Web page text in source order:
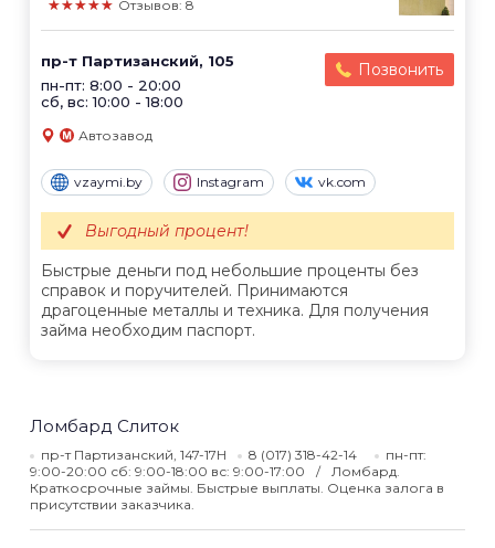
★★★★★ Отзывов: 8
пр-т Партизанский, 105
пн-пт: 8:00 - 20:00
сб, вс: 10:00 - 18:00
Позвонить
Автозавод
vzaymi.by Instagram vk.com
Быстрые деньги под небольшие проценты без
справок и поручителей. Принимаются
драгоценные металлы и техника. Для получения
займа необходим паспорт.
Выгодный процент!
Ломбард Слиток
пр-т Партизанский, 147-17Н 8 (017) 318-42-14
пн-пт:
9:00-20:00 сб: 9:00-18:00 вс: 9:00-17:00
Ломбард.
Краткосрочные займы. Быстрые выплаты. Оценка залога в
присутствии заказчика.